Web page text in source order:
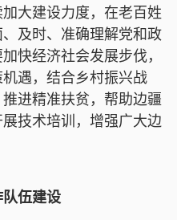
大建设力度，在老百姓
及时、准确理解党和政
快经济社会发展步伐，
遇，结合乡村振兴战
进精准扶贫，帮助边疆
技术培训，增强广大边
伍建设